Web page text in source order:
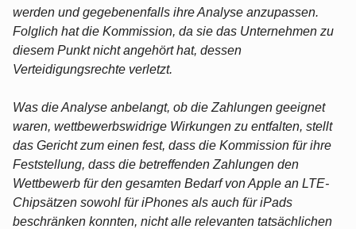
werden und gegebenenfalls ihre Analyse anzupassen.
Folglich hat die Kommission, da sie das Unternehmen zu
diesem Punkt nicht angehört hat, dessen
Verteidigungsrechte verletzt.
Was die Analyse anbelangt, ob die Zahlungen geeignet
waren, wettbewerbswidrige Wirkungen zu entfalten, stellt
das Gericht zum einen fest, dass die Kommission für ihre
Feststellung, dass die betreffenden Zahlungen den
Wettbewerb für den gesamten Bedarf von Apple an LTE-
Chipsätzen sowohl für iPhones als auch für iPads
beschränken konnten, nicht alle relevanten tatsächlichen